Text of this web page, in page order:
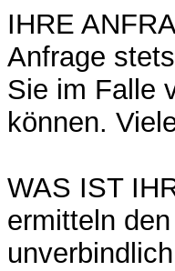
IHRE
Anfrage
Sie im Falle
können.
WAS IST
ermitteln